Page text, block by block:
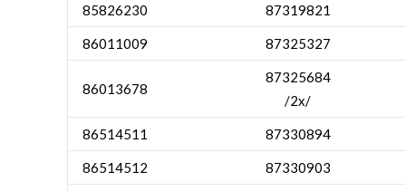
85826230 87319821
86011009 87325327
86013678
87325684
/2x/
86514511 87330894
86514512 87330903